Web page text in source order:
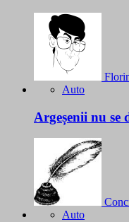
Auto
Argeșenii nu
Auto